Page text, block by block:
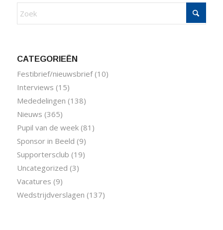
CATEGORIEËN
Festibrief/nieuwsbrief(10)
Interviews (15)
Mededelingen (138)
Nieuws (365)
Pupil van de week(81)
Sponsor in Beeld (9)
Supportersclub (19)
Uncategorized (3)
Vacatures (9)
Wedstrijdverslagen (137)